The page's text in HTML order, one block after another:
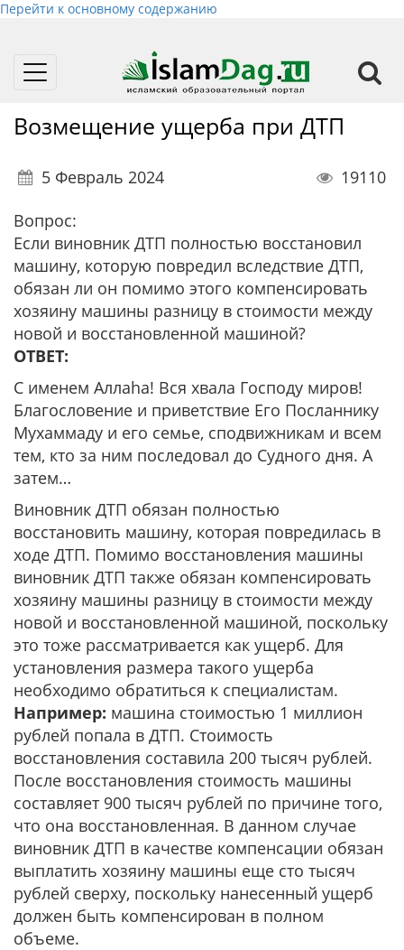
Перейти к основному содержанию
Toggle
Возмещение ущерба при ДТП
5 Февраль 2024
19110
Вопрос:
Если виновник ДТП полностью восстановил
машину, которую повредил вследствие ДТП,
обязан ли он помимо этого компенсировать
хозяину машины разницу в стоимости между
новой и восстановленной машиной?
ОТВЕТ:
С именем Аллаhа! Вся хвала Господу миров!
Благословение и приветствие Его Посланнику
Мухаммаду и его семье, сподвижникам и всем
тем, кто за ним последовал до Судного дня. А
затем…
Виновник ДТП обязан полностью
восстановить машину, которая повредилась в
ходе ДТП. Помимо восстановления машины
виновник ДТП также обязан компенсировать
хозяину машины разницу в стоимости между
новой и восстановленной машиной, поскольку
это тоже рассматривается как ущерб. Для
установления размера такого ущерба
необходимо обратиться к специалистам.
Например: машина стоимостью 1 миллион
рублей попала в ДТП. Стоимость
восстановления составила 200 тысяч рублей.
После восстановления стоимость машины
составляет 900 тысяч рублей по причине того,
что она восстановленная. В данном случае
виновник ДТП в качестве компенсации обязан
выплатить хозяину машины еще сто тысяч
рублей сверху, поскольку нанесенный ущерб
должен быть компенсирован в полном
объеме.